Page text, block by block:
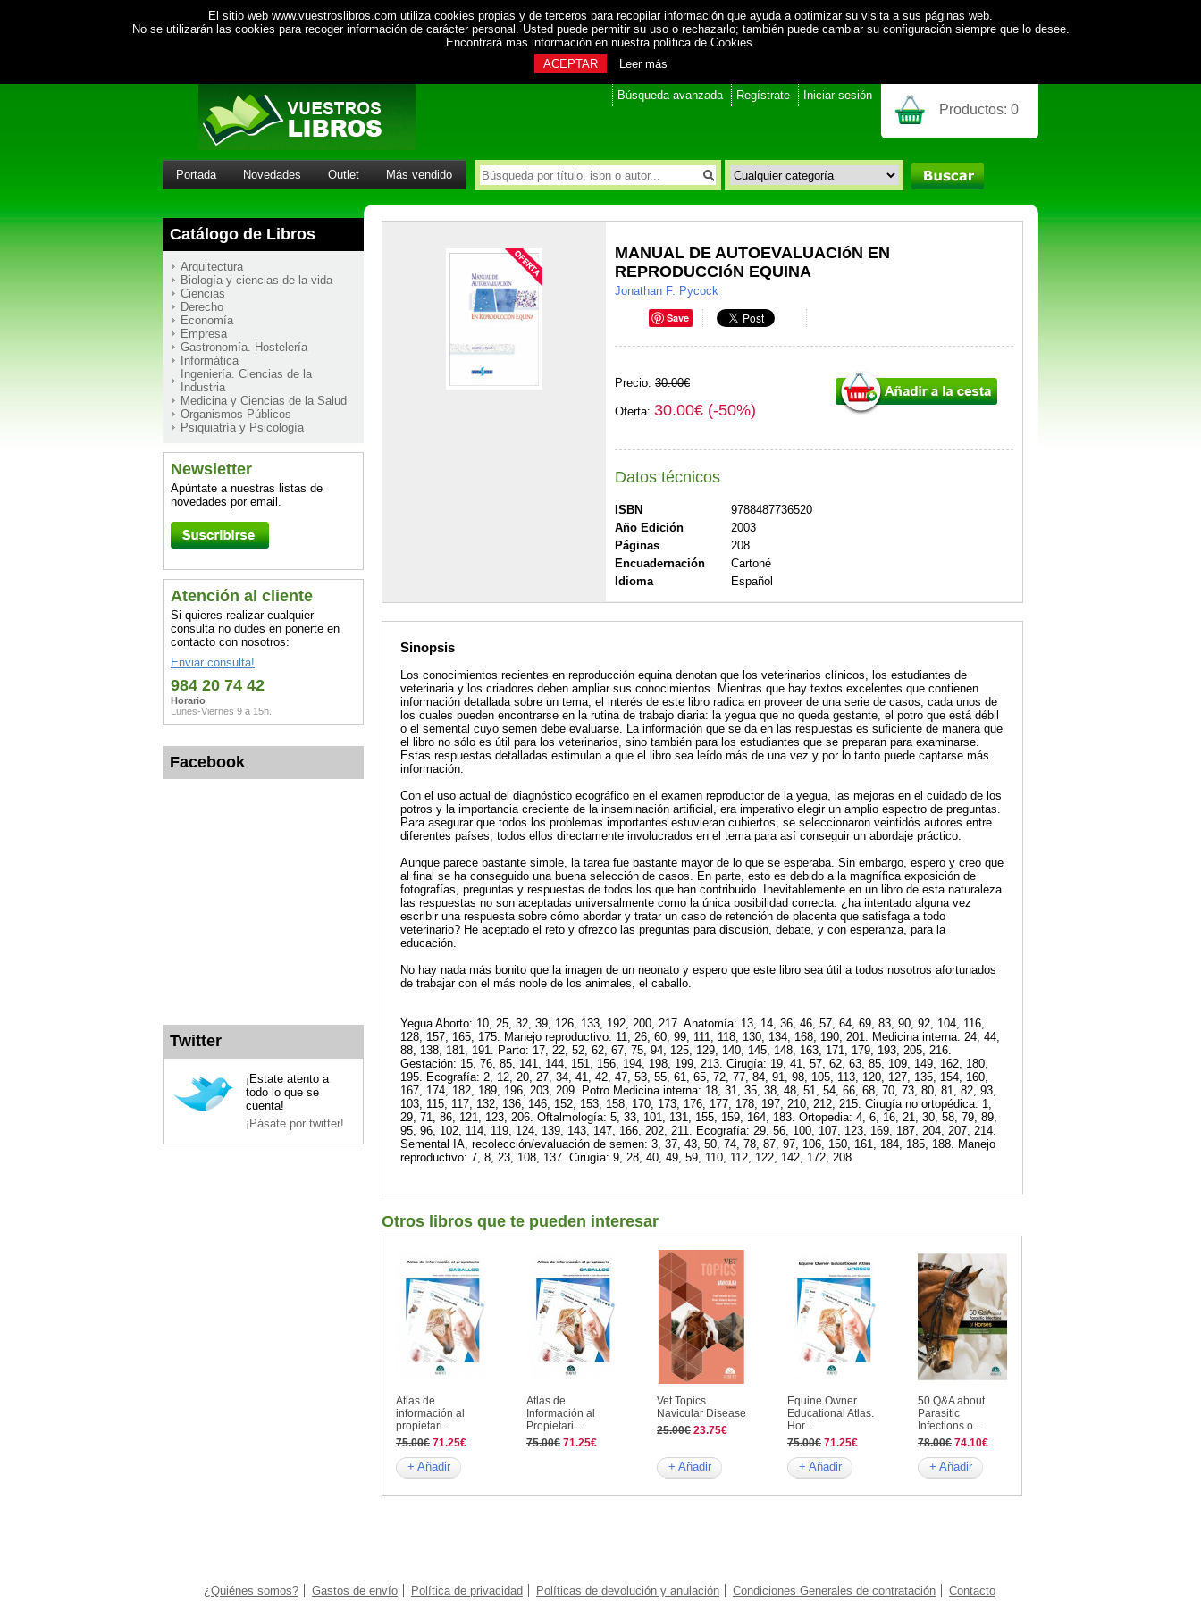
El sitio web www.vuestroslibros.com utiliza cookies propias y de terceros para recopilar información que ayuda a optimizar su visita a sus páginas web.
No se utilizarán las cookies para recoger información de carácter personal. Usted puede permitir su uso o rechazarlo; también puede cambiar su configuración siempre que lo desee.
Encontrará mas información en nuestra política de Cookies.
ACEPTAR
Leer más
Búsqueda avanzada Regístrate Iniciar sesión
Productos: 0
Portada Novedades Outlet Más vendido
Catálogo de Libros
Arquitectura
Biología y ciencias de la vida
Ciencias
Derecho
Economía
Empresa
Gastronomía. Hostelería
Informática
Ingeniería. Ciencias de la
Industria
Medicina y Ciencias de la Salud
Organismos Públicos
Psiquiatría y Psicología
Newsletter
Apúntate a nuestras listas de
novedades por email.
Atención al cliente
Si quieres realizar cualquier
consulta no dudes en ponerte en
contacto con nosotros:
Enviar consulta!
984 20 74 42
Horario
Lunes-Viernes 9 a 15h.
Facebook
Twitter
¡Estate atento a
todo lo que se
cuenta!
¡Pásate por twitter!
MANUAL DE AUTOEVALUACIóN EN
REPRODUCCIóN EQUINA
Jonathan F. Pycock
Save
Precio: 30.00€
Oferta: 30.00€ (-50%)
Datos técnicos
ISBN
9788487736520
Año Edición
2003
Páginas
208
Encuadernación
Cartoné
Idioma
Español
Sinopsis
Los conocimientos recientes en reproducción equina denotan que los veterinarios clínicos, los estudiantes de
veterinaria y los criadores deben ampliar sus conocimientos. Mientras que hay textos excelentes que contienen
información detallada sobre un tema, el interés de este libro radica en proveer de una serie de casos, cada unos de
los cuales pueden encontrarse en la rutina de trabajo diaria: la yegua que no queda gestante, el potro que está débil
o el semental cuyo semen debe evaluarse. La información que se da en las respuestas es suficiente de manera que
el libro no sólo es útil para los veterinarios, sino también para los estudiantes que se preparan para examinarse.
Estas respuestas detalladas estimulan a que el libro sea leído más de una vez y por lo tanto puede captarse más
información.
Con el uso actual del diagnóstico ecográfico en el examen reproductor de la yegua, las mejoras en el cuidado de los
potros y la importancia creciente de la inseminación artificial, era imperativo elegir un amplio espectro de preguntas.
Para asegurar que todos los problemas importantes estuvieran cubiertos, se seleccionaron veintidós autores entre
diferentes países; todos ellos directamente involucrados en el tema para así conseguir un abordaje práctico.
Aunque parece bastante simple, la tarea fue bastante mayor de lo que se esperaba. Sin embargo, espero y creo que
al final se ha conseguido una buena selección de casos. En parte, esto es debido a la magnífica exposición de
fotografías, preguntas y respuestas de todos los que han contribuido. Inevitablemente en un libro de esta naturaleza
las respuestas no son aceptadas universalmente como la única posibilidad correcta: ¿ha intentado alguna vez
escribir una respuesta sobre cómo abordar y tratar un caso de retención de placenta que satisfaga a todo
veterinario? He aceptado el reto y ofrezco las preguntas para discusión, debate, y con esperanza, para la
educación.
No hay nada más bonito que la imagen de un neonato y espero que este libro sea útil a todos nosotros afortunados
de trabajar con el más noble de los animales, el caballo.
Yegua Aborto: 10, 25, 32, 39, 126, 133, 192, 200, 217. Anatomía: 13, 14, 36, 46, 57, 64, 69, 83, 90, 92, 104, 116,
128, 157, 165, 175. Manejo reproductivo: 11, 26, 60, 99, 111, 118, 130, 134, 168, 190, 201. Medicina interna: 24, 44,
88, 138, 181, 191. Parto: 17, 22, 52, 62, 67, 75, 94, 125, 129, 140, 145, 148, 163, 171, 179, 193, 205, 216.
Gestación: 15, 76, 85, 141, 144, 151, 156, 194, 198, 199, 213. Cirugía: 19, 41, 57, 62, 63, 85, 109, 149, 162, 180,
195. Ecografía: 2, 12, 20, 27, 34, 41, 42, 47, 53, 55, 61, 65, 72, 77, 84, 91, 98, 105, 113, 120, 127, 135, 154, 160,
167, 174, 182, 189, 196, 203, 209. Potro Medicina interna: 18, 31, 35, 38, 48, 51, 54, 66, 68, 70, 73, 80, 81, 82, 93,
103, 115, 117, 132, 136, 146, 152, 153, 158, 170, 173, 176, 177, 178, 197, 210, 212, 215. Cirugía no ortopédica: 1,
29, 71, 86, 121, 123, 206. Oftalmología: 5, 33, 101, 131, 155, 159, 164, 183. Ortopedia: 4, 6, 16, 21, 30, 58, 79, 89,
95, 96, 102, 114, 119, 124, 139, 143, 147, 166, 202, 211. Ecografía: 29, 56, 100, 107, 123, 169, 187, 204, 207, 214.
Semental IA, recolección/evaluación de semen: 3, 37, 43, 50, 74, 78, 87, 97, 106, 150, 161, 184, 185, 188. Manejo
reproductivo: 7, 8, 23, 108, 137. Cirugía: 9, 28, 40, 49, 59, 110, 112, 122, 142, 172, 208
Otros libros que te pueden interesar
Atlas de
información al
propietari...
75.00€ 71.25€
+ Añadir
Atlas de
Información al
Propietari...
75.00€ 71.25€
Vet Topics.
Navicular Disease
25.00€ 23.75€
+ Añadir
Equine Owner
Educational Atlas.
Hor...
75.00€ 71.25€
+ Añadir
50 Q&A about
Parasitic
Infections o...
78.00€ 74.10€
+ Añadir
¿Quiénes somos? Gastos de envío Política de privacidad Políticas de devolución y anulación Condiciones Generales de contratación Contacto